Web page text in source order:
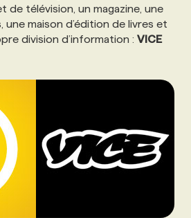
NOUS
de télévision, un magazine, une
maison d’édition de livres et
division d’information : VICE